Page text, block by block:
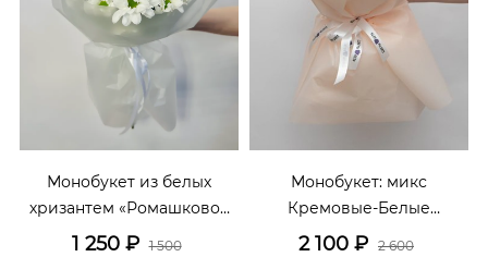
Монобукет из белых
хризантем «Ромашковое
поле 5»
1 250₽ 1 500
Монобукет: микс
Кремовые-Белые
Диантусы
2 100 ₽ 2 600